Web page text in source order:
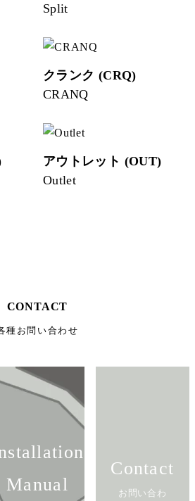
Split
クランク (CRQ)
CRANQ
アウトレット (OUT)
Outlet
CONTACT
種お問い合わせ
Manual
Contact
お問い合わ